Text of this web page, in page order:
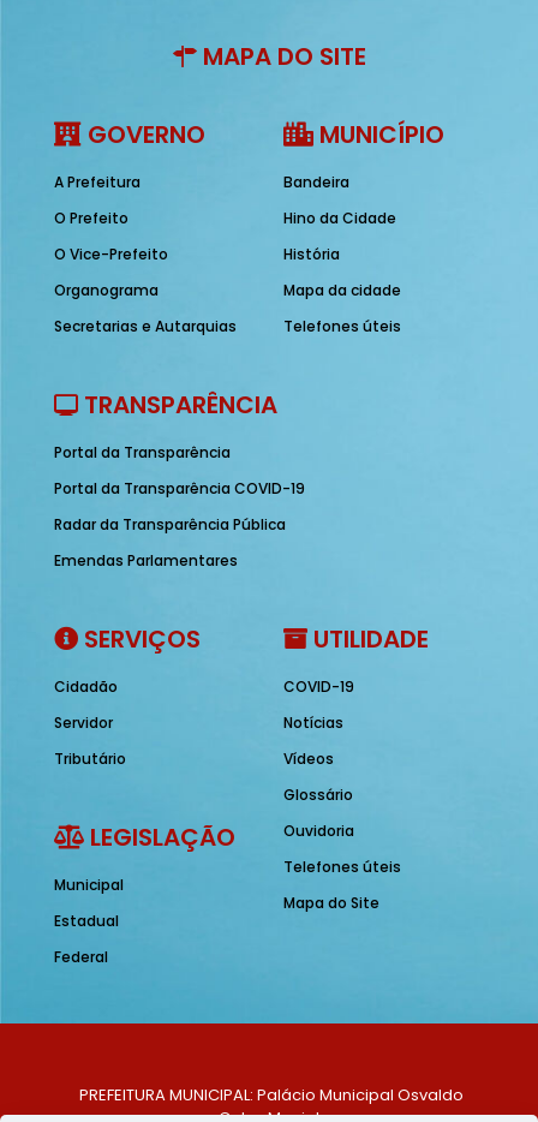
MAPA DO SITE
GOVERNO
A Prefeitura
O Prefeito
O Vice-Prefeito
Organograma
Secretarias e Autarquias
MUNICÍPIO
Bandeira
Hino da Cidade
História
Mapa da cidade
Telefones úteis
TRANSPARÊNCIA
Portal da Transparência
Portal da Transparência COVID-19
Radar da Transparência Pública
Emendas Parlamentares
SERVIÇOS
Cidadão
Servidor
Tributário
LEGISLAÇÃO
Municipal
Estadual
Federal
UTILIDADE
COVID-19
Notícias
Vídeos
Glossário
Ouvidoria
Telefones úteis
Mapa do Site
PREFEITURA MUNICIPAL: Palácio Municipal Osvaldo
Celso Maciel